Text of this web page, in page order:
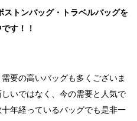
ストンバッグ・トラベルバッグを
す！！
要の高いバッグも多くございま
いではなく、今の需要と人気で
年経っているバッグでも是非一